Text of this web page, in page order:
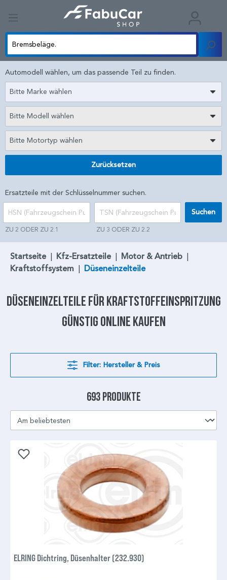
Automodell wählen, um das passende Teil zu finden.
Bitte Marke wählen
Bitte Modell wählen
Bitte Motortyp wählen
Zurücksetzen
Ersatzteile mit der Schlüsselnummer suchen.
ZU 2 ODER ZU 2.1 ZU 3 ODER ZU 2.2
Suchen
Startseite | Kfz-Ersatzteile | Motor & Antrieb |
Kraftstoffsystem | Düseneinzelteile
Düseneinzelteile für Kraftstoffeinspritzung
günstig online kaufen
Filter: Hersteller & Preis
693 Produkte
ELRING Dichtring, Düsenhalter (232.930)